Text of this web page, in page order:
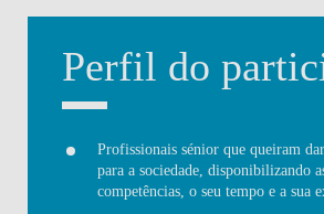
Perfil do
Profissionais sénior que queiram
para a sociedade, disponibilizando
competências, o seu tempo e a sua